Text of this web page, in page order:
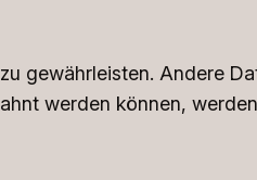
gewährleisten. Andere
werden können,